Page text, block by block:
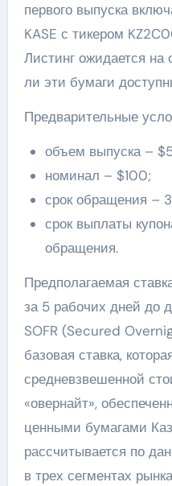
первого выпуска
KASE с тикером
Листинг ожидается на
ли эти бумаги
Предварительные
объем выпуска –
номинал – $100;
срок обращения –
срок выплаты
обращения.
Предполагаемая
за 5 рабочих дней до
SOFR (Secured
базовая ставка,
средневзвешенной
«овернайт»,
ценными бумагами
рассчитывается по
в трех сегментах